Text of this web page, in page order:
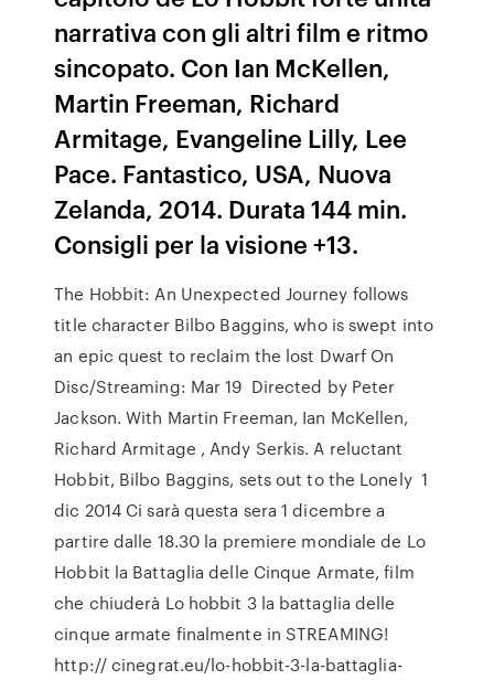
narrativa con gli altri film e ritmo
sincopato. Con Ian McKellen,
Martin Freeman, Richard
Armitage, Evangeline Lilly, Lee
Pace. Fantastico, USA, Nuova
Zelanda, 2014. Durata 144 min.
Consigli per la visione +13.
The Hobbit: An Unexpected Journey follows
title character Bilbo Baggins, who is swept into
an epic quest to reclaim the lost Dwarf On
Disc/Streaming: Mar 19 Directed by Peter
Jackson. With Martin Freeman, Ian McKellen,
Richard Armitage , Andy Serkis. A reluctant
Hobbit, Bilbo Baggins, sets out to the Lonely 1
dic 2014 Ci sarà questa sera 1 dicembre a
partire dalle 18.30 la premiere mondiale de Lo
Hobbit la Battaglia delle Cinque Armate, film
che chiuderà Lo hobbit 3 la battaglia delle
cinque armate finalmente in STREAMING!
http:// cinegrat.eu/lo-hobbit-3-la-battaglia-